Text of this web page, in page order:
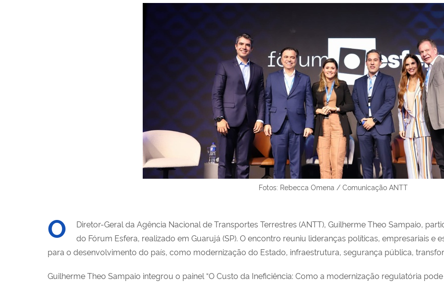
Fotos: Rebecca Omena / Comunicação ANTT
O
Diretor-Geral da Agência Nacional de Transportes Terrestres (ANTT), Guilherme Theo Sampaio,
do Fórum Esfera, realizado em Guarujá (SP). O encontro reuniu lideranças políticas, empresariais e
para o desenvolvimento do país, como modernização do Estado, infraestrutura, segurança pública,
Guilherme Theo Sampaio integrou o painel “O Custo da Ineficiência: Como a modernização regulatória